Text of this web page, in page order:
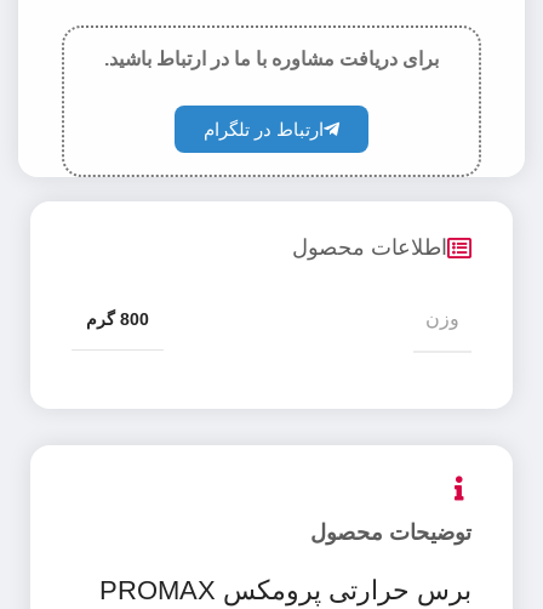
برای دریافت مشاوره با ما در ارتباط باشید.
ارتباط در تلگرام
توضیحات محصول
برس حرارتی پرومکس PROMAX
اطلاعات محصول
وزن 800 گرم